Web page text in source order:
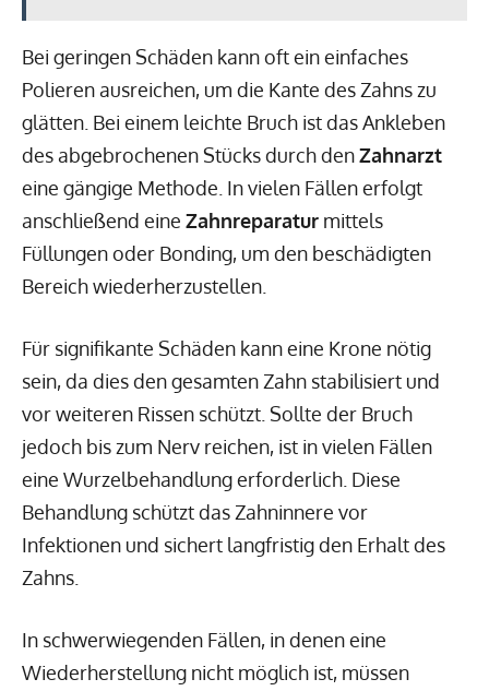
Bei geringen Schäden kann oft ein einfaches
Polieren ausreichen, um die Kante des Zahns zu
glätten. Bei einem leichte Bruch ist das Ankleben
des abgebrochenen Stücks durch denZahnarzt
eine gängige Methode. In vielen Fällen erfolgt
anschließend eine Zahnreparatur mittels
Füllungen oder Bonding, um den beschädigten
Bereich wiederherzustellen.
Für signifikante Schäden kann eine Krone nötig
sein, da dies den gesamten Zahn stabilisiert und
vor weiteren Rissen schützt. Sollte der Bruch
jedoch bis zum Nerv reichen, ist in vielen Fällen
eine Wurzelbehandlung erforderlich. Diese
Behandlung schützt das Zahninnere vor
Infektionen und sichert langfristig den Erhalt des
Zahns.
In schwerwiegenden Fällen, in denen eine
Wiederherstellung nicht möglich ist, müssen